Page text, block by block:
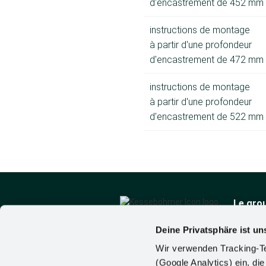
Deine Privatsphäre ist
Wir verwenden Tracking-
(Google Analytics) ein,
d'encastrement de 452 mm
instructions de montage
à partir d'une profondeur
d'encastrement de 472 mm
instructions de montage
à partir d'une profondeur
d'encastrement de 522 mm
Le